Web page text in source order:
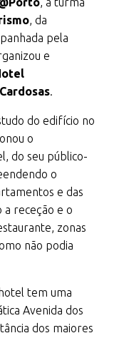
, da
pela
e
do edifício no
o
do seu público-
o
e das
a receção e o
zonas
não podia
tem uma
Avenida dos
dos maiores